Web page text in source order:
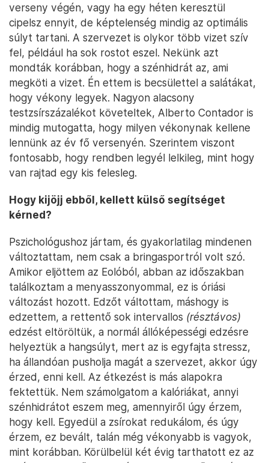
verseny végén, vagy ha egy héten keresztül
cipelsz ennyit, de képtelenség mindig az optimális
súlyt tartani. A szervezet is olykor több vizet szív
fel, például ha sok rostot eszel. Nekünk azt
mondták korábban, hogy a szénhidrát az, ami
megköti a vizet. Én ettem is becsülettel a salátákat,
hogy vékony legyek. Nagyon alacsony
testzsírszázalékot követeltek, Alberto Contador is
mindig mutogatta, hogy milyen vékonynak kellene
lennünk az év fő versenyén. Szerintem viszont
fontosabb, hogy rendben legyél lelkileg, mint hogy
van rajtad egy kis felesleg.
Hogy kijöjj ebből, kellett külső segítséget
kérned?
Pszichológushoz jártam, és gyakorlatilag mindenen
változtattam, nem csak a bringasportról volt szó.
Amikor eljöttem az Eolóból, abban az időszakban
találkoztam a menyasszonyommal, ez is óriási
változást hozott. Edzőt váltottam, máshogy is
edzettem, a rettentő sok intervallos (résztávos)
edzést eltöröltük, a normál állóképességi edzésre
helyeztük a hangsúlyt, mert az is egyfajta stressz,
ha állandóan pusholja magát a szervezet, akkor úgy
érzed, enni kell. Az étkezést is más alapokra
fektettük. Nem számolgatom a kalóriákat, annyi
szénhidrátot eszem meg, amennyiről úgy érzem,
hogy kell. Egyedül a zsírokat redukálom, és úgy
érzem, ez bevált, talán még vékonyabb is vagyok,
mint korábban. Körülbelül két évig tarthatott ez az